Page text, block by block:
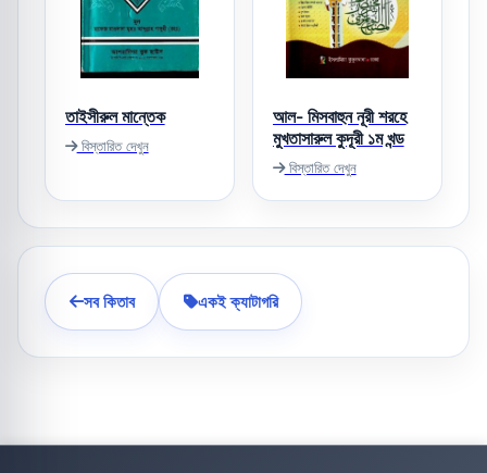
তাইসীরুল মান্তেক
বিস্তারিত দেখুন
আল- মিসবাহুন নূরী শরহে
মুখতাসারুল কুদূরী ১ম খন্ড
বিস্তারিত দেখুন
সব কিতাব একই ক্যাটাগরি